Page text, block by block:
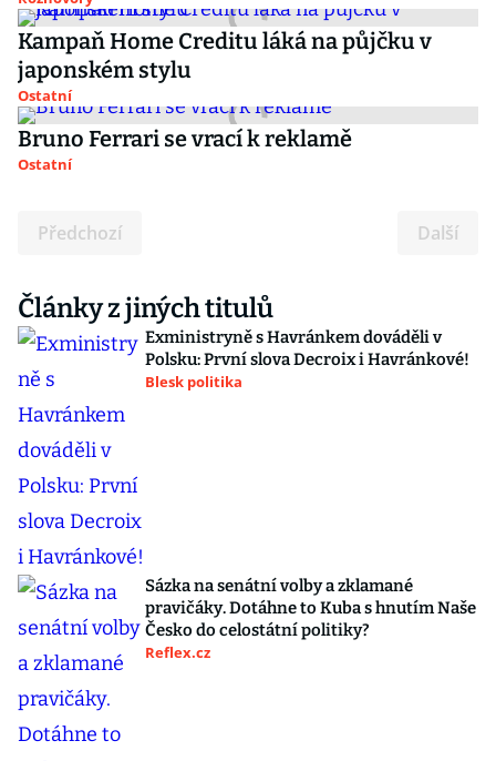
Kampaň Home Creditu láká na půjčku v
japonském stylu
Ostatní
Bruno Ferrari se vrací k reklamě
Ostatní
Předchozí Další
Články z jiných titulů
Exministryně s Havránkem dováděli v
Polsku: První slova Decroix i Havránkové!
Blesk politika
Sázka na senátní volby a zklamané
pravičáky. Dotáhne to Kuba s hnutím Naše
Česko do celostátní politiky?
Reflex.cz